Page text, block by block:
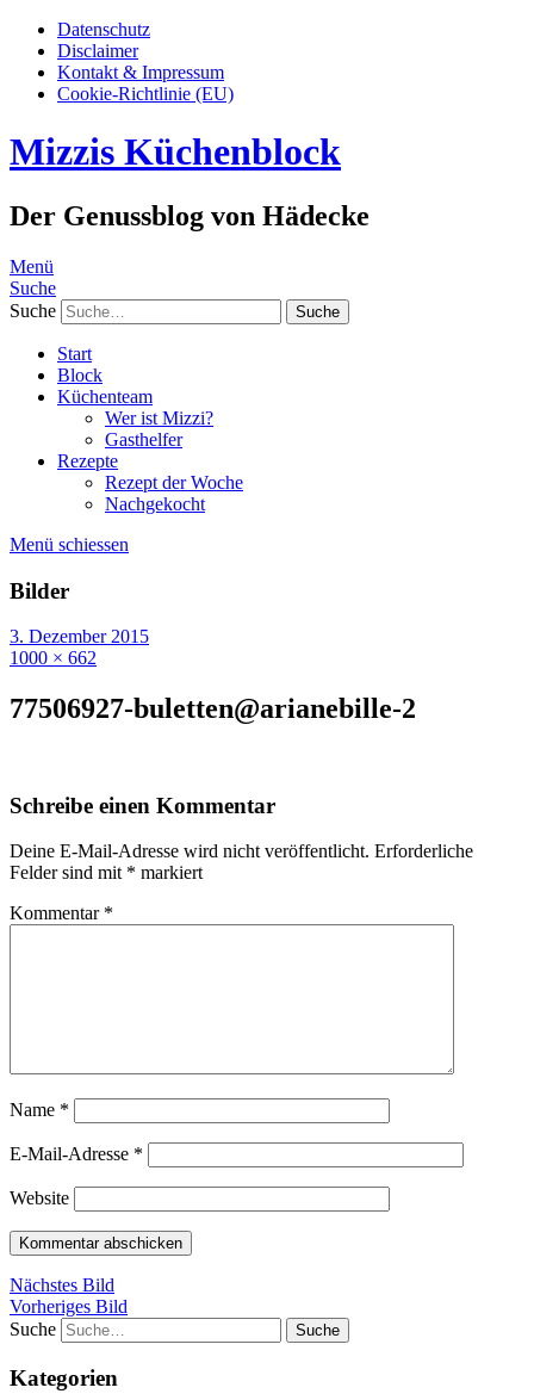
Datenschutz
Disclaimer
Kontakt & Impressum
Cookie-Richtlinie (EU)
Mizzis Küchenblock
Der Genussblog von Hädecke
Menü
Suche
Suche
Start
Block
Küchenteam
Wer ist Mizzi?
Gasthelfer
Rezepte
Rezept der Woche
Nachgekocht
Menü schiessen
Bilder
3. Dezember 2015
1000 × 662
77506927-buletten@arianebille-2
Schreibe einen Kommentar
Deine E-Mail-Adresse wird nicht veröffentlicht. Erforderliche
Felder sind mit * markiert
Kommentar *
Name *
E-Mail-Adresse *
Website
Nächstes Bild
Vorheriges Bild
Suche
Kategorien